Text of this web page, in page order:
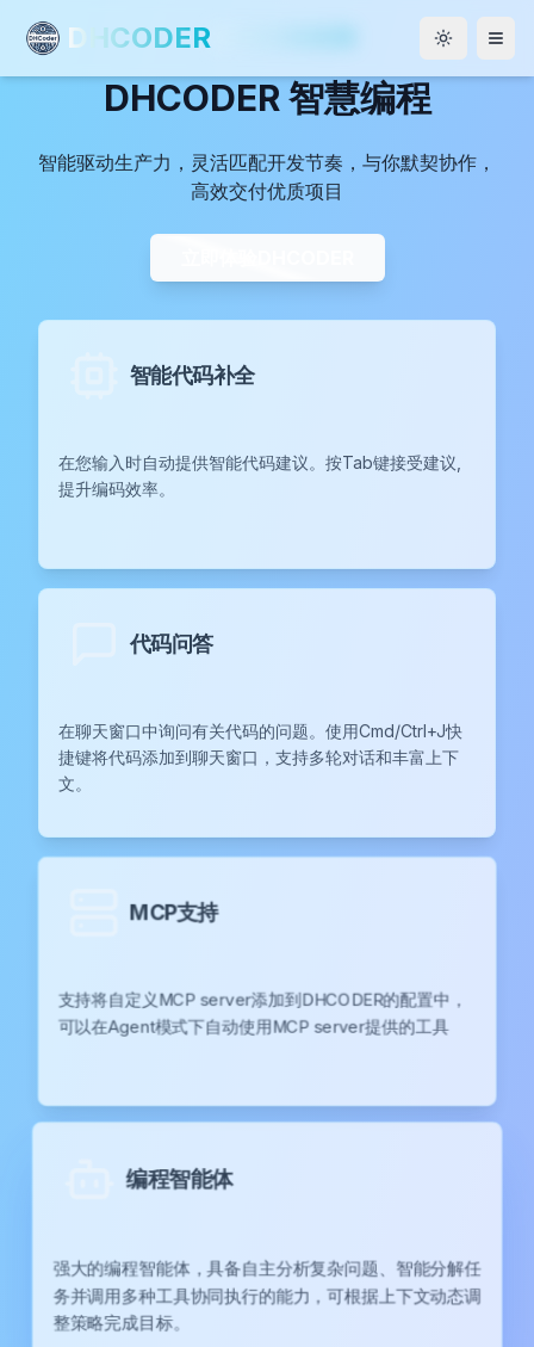
DHCODER
DHCODER 智慧编程
智能驱动生产力，灵活匹配开发节奏，与你默契协作，
高效交付优质项目
智能代码补全
在您输入时自动提供智能代码建议。按Tab键接受建议,
提升编码效率。
代码问答
在聊天窗口中询问有关代码的问题。使用Cmd/Ctrl+J快
捷键将代码添加到聊天窗口，支持多轮对话和丰富上下
文。
MCP支持
支持将自定义MCP server添加到DHCODER的配置中，
可以在Agent模式下自动使用MCP server提供的工具
编程智能体
强大的编程智能体，具备自主分析复杂问题、智能分解任
务并调用多种工具协同执行的能力，可根据上下文动态调
整策略完成目标。